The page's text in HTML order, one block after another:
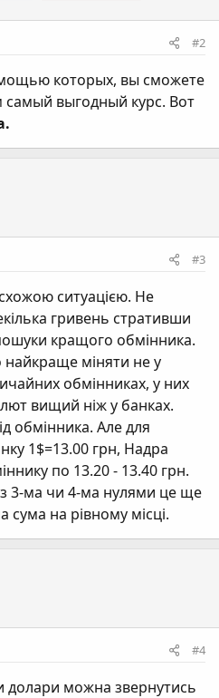
#2
которых, вы сможете
выгодный курс. Вот
#3
ситуацією. Не
гривень стративши
кращого обмінника.
міняти не у
обмінниках, у них
вищий ніж у банках.
обмінника. Але для
1$=13.00 грн, Надра
по 13.20 - 13.40 грн.
3-ма чи 4-ма нулями це ще
сума на рівному місці.
#4
долари можна звернутись